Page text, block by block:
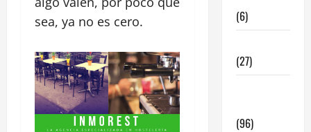
sea, ya no es cero.
(6)
(27)
(96)